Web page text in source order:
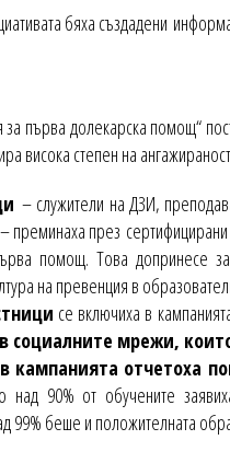
бяха създадени
първа долекарска помощ“
висока степен на
– служители на ДЗИ,
преминаха през
помощ. Това допринесе
на превенция в
се включиха в
социалните мрежи,
кампанията отчетоха
над 90% от обучените
99% беше и положителната